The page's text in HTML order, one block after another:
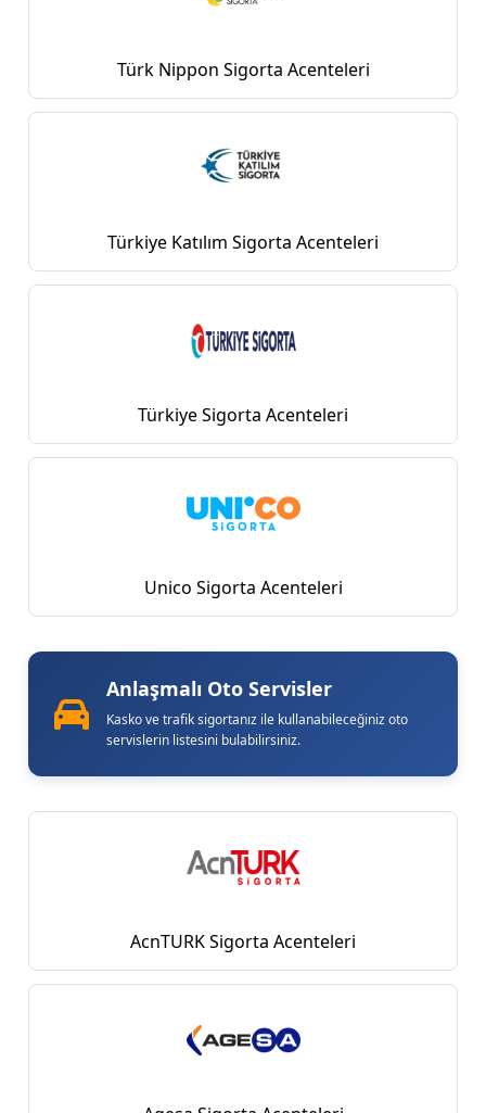
Türk Nippon Sigorta Acenteleri
Türkiye Katılım Sigorta Acenteleri
Türkiye Sigorta Acenteleri
Unico Sigorta Acenteleri
Anlaşmalı Oto Servisler
Kasko ve trafik sigortanız ile kullanabileceğiniz oto
servislerin listesini bulabilirsiniz.
AcnTURK Sigorta Acenteleri